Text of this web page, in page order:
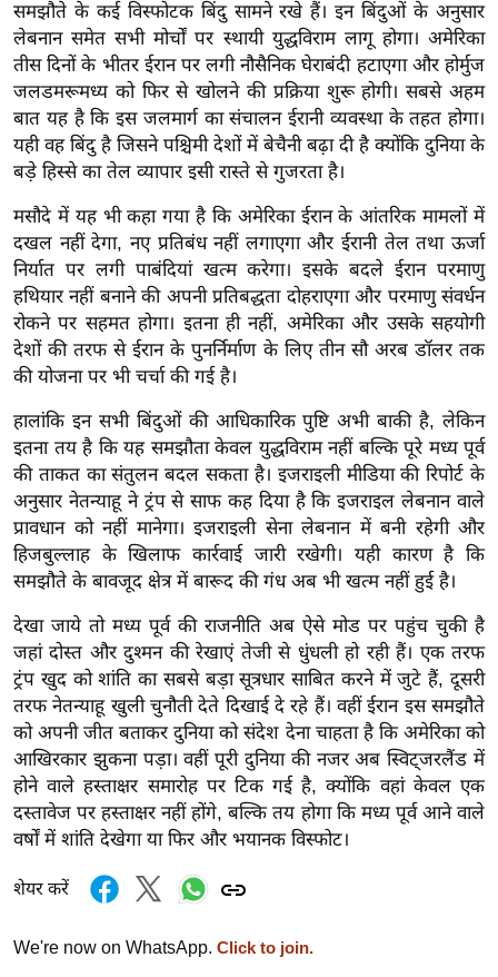
हॉ
ली
वु
ड
फि
ल्म
मी
क्षा
B
r
e
a
i
n
g
N
e
w
ला
इ
फ
स्टा
इ
ल
टे
क्नॉ
ब्यू
समझौते के कई विस्फोटक बिंदु सामने रखे हैं। इन बिंदुओं के अनुसार
लेबनान समेत सभी मोर्चों पर स्थायी युद्धविराम लागू होगा। अमेरिका
तीस दिनों के भीतर ईरान पर लगी नौसैनिक घेराबंदी हटाएगा और होर्मुज
जलडमरूमध्य को फिर से खोलने की प्रक्रिया शुरू होगी। सबसे अहम
बात यह है कि इस जलमार्ग का संचालन ईरानी व्यवस्था के तहत होगा।
यही वह बिंदु है जिसने पश्चिमी देशों में बेचैनी बढ़ा दी है क्योंकि दुनिया के
बड़े हिस्से का तेल व्यापार इसी रास्ते से गुजरता है।
मसौदे में यह भी कहा गया है कि अमेरिका ईरान के आंतरिक मामलों में
दखल नहीं देगा, नए प्रतिबंध नहीं लगाएगा और ईरानी तेल तथा ऊर्जा
निर्यात पर लगी पाबंदियां खत्म करेगा। इसके बदले ईरान परमाणु
हथियार नहीं बनाने की अपनी प्रतिबद्धता दोहराएगा और परमाणु संवर्धन
रोकने पर सहमत होगा। इतना ही नहीं, अमेरिका और उसके सहयोगी
देशों की तरफ से ईरान के पुनर्निर्माण के लिए तीन सौ अरब डॉलर तक
की योजना पर भी चर्चा की गई है।
हालांकि इन सभी बिंदुओं की आधिकारिक पुष्टि अभी बाकी है, लेकिन
इतना तय है कि यह समझौता केवल युद्धविराम नहीं बल्कि पूरे मध्य पूर्व
की ताकत का संतुलन बदल सकता है। इजराइली मीडिया की रिपोर्ट के
अनुसार नेतन्याहू ने ट्रंप से साफ कह दिया है कि इजराइल लेबनान वाले
प्रावधान को नहीं मानेगा। इजराइली सेना लेबनान में बनी रहेगी और
हिजबुल्लाह के खिलाफ कार्रवाई जारी रखेगी। यही कारण है कि
समझौते के बावजूद क्षेत्र में बारूद की गंध अब भी खत्म नहीं हुई है।
देखा जाये तो मध्य पूर्व की राजनीति अब ऐसे मोड पर पहुंच चुकी है
जहां दोस्त और दुश्मन की रेखाएं तेजी से धुंधली हो रही हैं। एक तरफ
ट्रंप खुद को शांति का सबसे बड़ा सूत्रधार साबित करने में जुटे हैं, दूसरी
तरफ नेतन्याहू खुली चुनौती देते दिखाई दे रहे हैं। वहीं ईरान इस समझौते
को अपनी जीत बताकर दुनिया को संदेश देना चाहता है कि अमेरिका को
आखिरकार झुकना पड़ा। वहीं पूरी दुनिया की नजर अब स्विट्जरलैंड में
होने वाले हस्ताक्षर समारोह पर टिक गई है, क्योंकि वहां केवल एक
दस्तावेज पर हस्ताक्षर नहीं होंगे, बल्कि तय होगा कि मध्य पूर्व आने वाले
वर्षों में शांति देखेगा या फिर और भयानक विस्फोट।
शेयर करें
We're now on WhatsApp. Click to join.